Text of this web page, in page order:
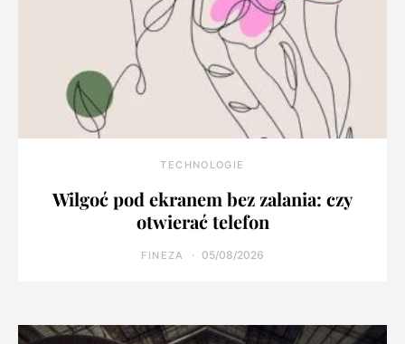
TECHNOLOGIE
Wilgoć pod ekranem bez zalania: czy
otwierać telefon
FINEZA 05/08/2026